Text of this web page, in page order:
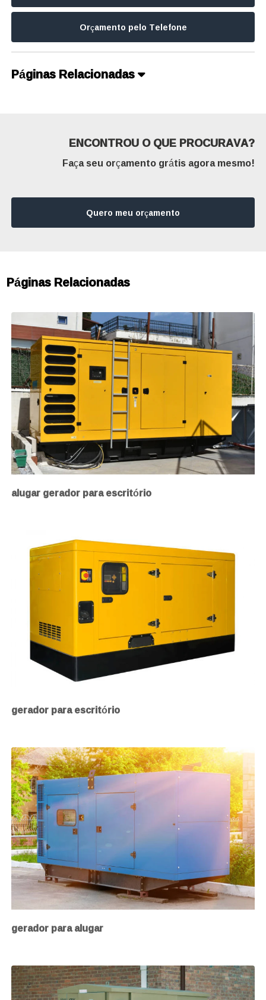
Orçamento pelo Telefone
Páginas Relacionadas
ENCONTROU O QUE PROCURAVA?
Faça seu orçamento grátis agora mesmo!
Quero meu orçamento
Páginas Relacionadas
alugar gerador para escritório
gerador para escritório
gerador para alugar